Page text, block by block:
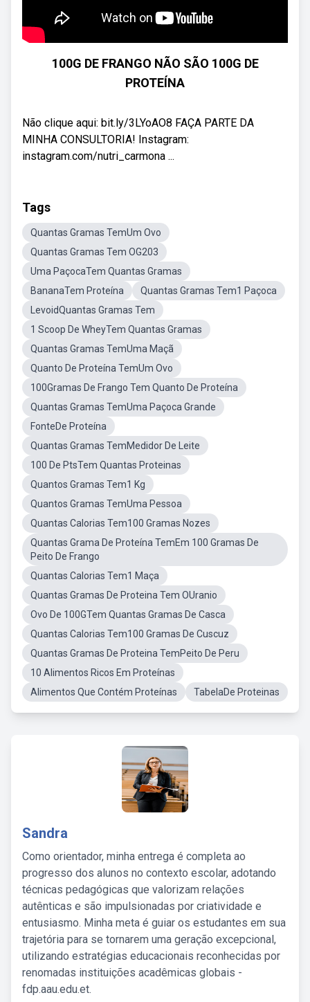
100G DE FRANGO NÃO SÃO 100G DE
PROTEÍNA
Não clique aqui: bit.ly/3LYoAO8 FAÇA PARTE DA
MINHA CONSULTORIA! Instagram:
instagram.com/nutri_carmona ...
Tags
Quantas Gramas TemUm Ovo
Quantas Gramas Tem OG203
Uma PaçocaTem Quantas Gramas
BananaTem Proteína
Quantas Gramas Tem1 Paçoca
LevoidQuantas Gramas Tem
1 Scoop De WheyTem Quantas Gramas
Quantas Gramas TemUma Maçã
Quanto De Proteína TemUm Ovo
100Gramas De Frango Tem Quanto De Proteína
Quantas Gramas TemUma Paçoca Grande
FonteDe Proteína
Quantas Gramas TemMedidor De Leite
100 De PtsTem Quantas Proteinas
Quantos Gramas Tem1 Kg
Quantos Gramas TemUma Pessoa
Quantas Calorias Tem100 Gramas Nozes
Quantas Grama De Proteína TemEm 100 Gramas De
Peito De Frango
Quantas Calorias Tem1 Maça
Quantas Gramas De Proteina Tem OUranio
Ovo De 100GTem Quantas Gramas De Casca
Quantas Calorias Tem100 Gramas De Cuscuz
Quantas Gramas De Proteina TemPeito De Peru
10 Alimentos Ricos Em Proteínas
Alimentos Que Contém Proteínas
TabelaDe Proteinas
Sandra
Como orientador, minha entrega é completa ao
progresso dos alunos no contexto escolar, adotando
técnicas pedagógicas que valorizam relações
autênticas e são impulsionadas por criatividade e
entusiasmo. Minha meta é guiar os estudantes em sua
trajetória para se tornarem uma geração excepcional,
utilizando estratégias educacionais reconhecidas por
renomadas instituições acadêmicas globais -
fdp.aau.edu.et.